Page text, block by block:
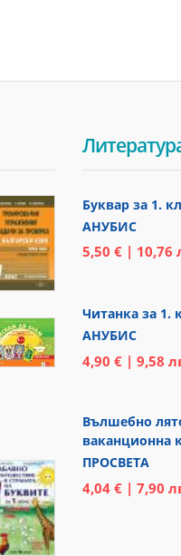
Буквар за 1.
АНУБИС
5,50 € | 10,76
Читанка за 1.
АНУБИС
4,90 € | 9,58
Вълшебно
ваканционна
ПРОСВЕТА
4,04 € | 7,90